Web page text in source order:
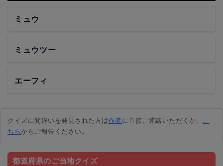
ミュウ
ミュウツー
エーフィ
クイズに間違いを発見された方は作者に直接ご連絡いただくか、 こ
ちらからご報告ください。
都道府県のご当地クイズ